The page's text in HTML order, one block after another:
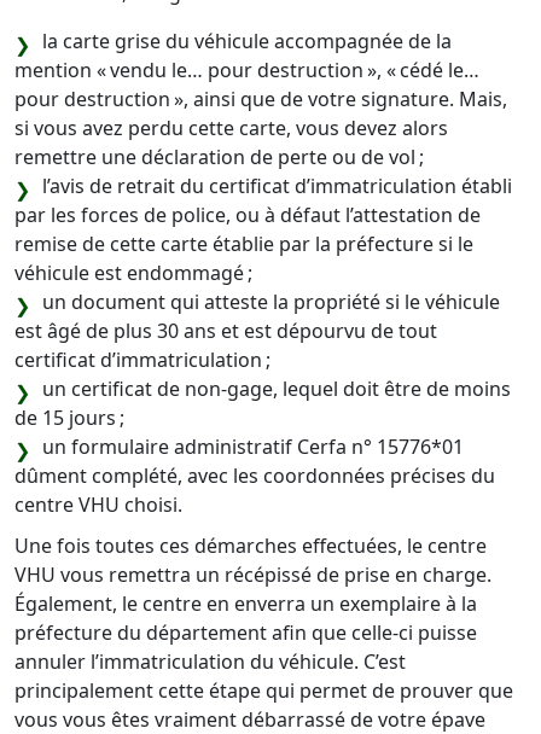
la carte grise du véhicule accompagnée de la
mention « vendu le… pour destruction », « cédé le…
pour destruction », ainsi que de votre signature. Mais,
si vous avez perdu cette carte, vous devez alors
remettre une déclaration de perte ou de vol ;
l’avis de retrait du certificat d’immatriculation établi
par les forces de police, ou à défaut l’attestation de
remise de cette carte établie par la préfecture si le
véhicule est endommagé ;
un document qui atteste la propriété si le véhicule
est âgé de plus 30 ans et est dépourvu de tout
certificat d’immatriculation ;
un certificat de non-gage, lequel doit être de moins
de 15 jours ;
un formulaire administratif Cerfa n° 15776*01
dûment complété, avec les coordonnées précises du
centre VHU choisi.
Une fois toutes ces démarches effectuées, le centre
VHU vous remettra un récépissé de prise en charge.
Également, le centre en enverra un exemplaire à la
préfecture du département afin que celle-ci puisse
annuler l’immatriculation du véhicule. C’est
principalement cette étape qui permet de prouver que
vous vous êtes vraiment débarrassé de votre épave